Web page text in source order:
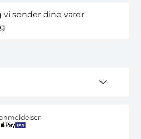
vi sender dine varer